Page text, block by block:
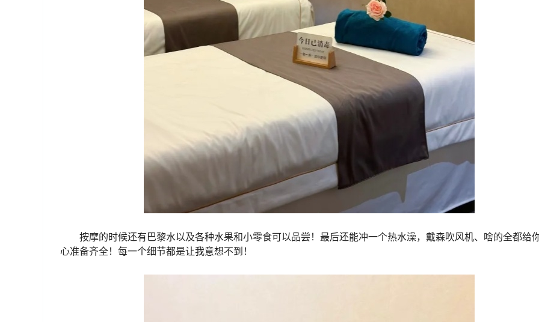
按摩的时候还有巴黎水以及各种水果和小零食可以品尝！最后还能冲一个热水澡，戴森吹风机、啥的全都给
心准备齐全！每一个细节都是让我意想不到！